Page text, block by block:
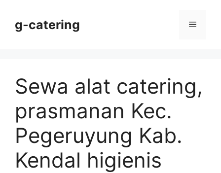
contentg-catering Menu
Sewa alat catering,
prasmanan Kec.
Pegeruyung Kab.
Kendal higienis